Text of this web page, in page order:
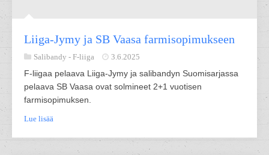
Liiga-Jymy ja SB Vaasa farmisopimukseen
Salibandy - F-liiga 3.6.2025
F-liigaa pelaava Liiga-Jymy ja salibandyn Suomisarjassa
pelaava SB Vaasa ovat solmineet 2+1 vuotisen
farmisopimuksen.
Lue lisää